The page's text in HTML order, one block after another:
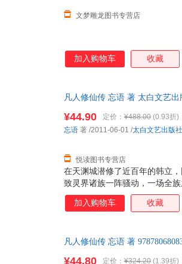
文梦雕龙图书专营店
加入购物车 收藏
凡人修仙传 忘语 著 太白文艺
在天渊城潜修了近百年的韩立
致灵界诸族一阵骚动，一场全
的韩立和其他几名同阶修士，
冒险开始了。
¥44.90 定价： ¥488.00 (0.93折)
悦读图书专营店
忘语 著 /2011-06-01 /太白文艺出版社
加入购物车 收藏
凡人修仙传 忘语 著
¥44.80 定价： ¥324.20 (1.39折)